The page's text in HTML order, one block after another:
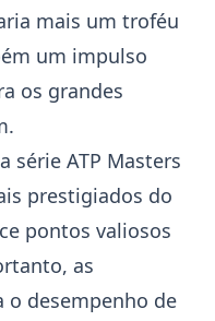
mais um troféu
um impulso
os grandes
série ATP Masters
prestigiados do
pontos valiosos
as
o desempenho de